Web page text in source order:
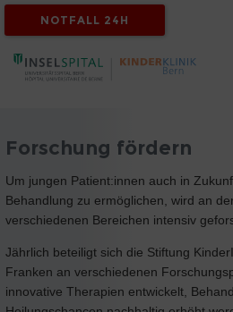
NOTFALL 24H
Forschung fördern
Um jungen Patient:innen auch in
Behandlung zu ermöglichen, wird an
verschiedenen Bereichen intensiv
Jährlich beteiligt sich die Stiftung
Franken an verschiedenen
innovative Therapien entwickelt,